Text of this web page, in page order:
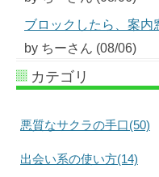
ブロックしたら、案内
by ちーさん (08/06)
カテゴリ
悪質なサクラの手口(50)
出会い系の使い方(14)